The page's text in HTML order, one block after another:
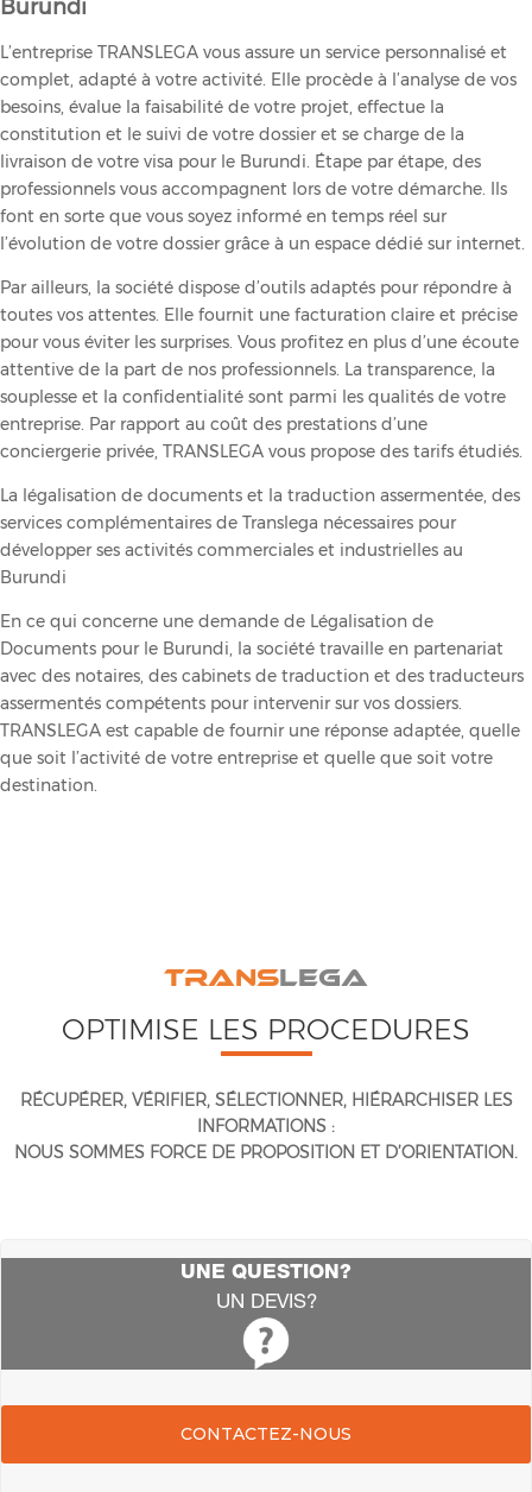
Burundi
L’entreprise TRANSLEGA vous assure un service personnalisé et
complet, adapté à votre activité. Elle procède à l’analyse de vos
besoins, évalue la faisabilité de votre projet, effectue la
constitution et le suivi de votre dossier et se charge de la
livraison de votre visa pour le Burundi. Étape par étape, des
professionnels vous accompagnent lors de votre démarche. Ils
font en sorte que vous soyez informé en temps réel sur
l’évolution de votre dossier grâce à un espace dédié sur internet.
Par ailleurs, la société dispose d’outils adaptés pour répondre à
toutes vos attentes. Elle fournit une facturation claire et précise
pour vous éviter les surprises. Vous profitez en plus d’une écoute
attentive de la part de nos professionnels. La transparence, la
souplesse et la confidentialité sont parmi les qualités de votre
entreprise. Par rapport au coût des prestations d’une
conciergerie privée, TRANSLEGA vous propose des tarifs étudiés.
La légalisation de documents et la traduction assermentée, des
services complémentaires de Translega nécessaires pour
développer ses activités commerciales et industrielles au
Burundi
En ce qui concerne une demande de Légalisation de
Documents pour le Burundi, la société travaille en partenariat
avec des notaires, des cabinets de traduction et des traducteurs
assermentés compétents pour intervenir sur vos dossiers.
TRANSLEGA est capable de fournir une réponse adaptée, quelle
que soit l’activité de votre entreprise et quelle que soit votre
destination.
TRANSLEGA
OPTIMISE LES PROCEDURES
RÉCUPÉRER, VÉRIFIER, SÉLECTIONNER, HIÉRARCHISER LES
INFORMATIONS :
NOUS SOMMES FORCE DE PROPOSITION ET D’ORIENTATION.
UNE QUESTION?
UN DEVIS?
CONTACTEZ-NOUS